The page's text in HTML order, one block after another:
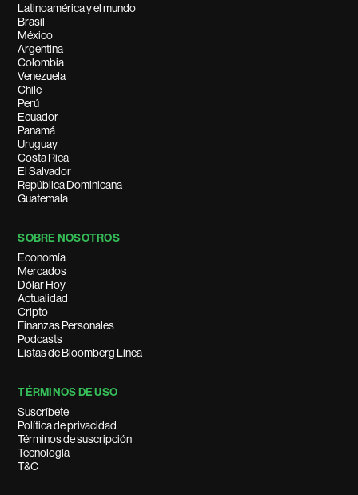
Latinoamérica y el mundo
Brasil
México
Argentina
Colombia
Venezuela
Chile
Perú
Ecuador
Panamá
Uruguay
Costa Rica
El Salvador
República Dominicana
Guatemala
SOBRE NOSOTROS
Economía
Mercados
Dólar Hoy
Actualidad
Cripto
Finanzas Personales
Podcasts
Listas de Bloomberg Línea
TÉRMINOS DE USO
Suscríbete
Política de privacidad
Términos de suscripción
Tecnología
T&C